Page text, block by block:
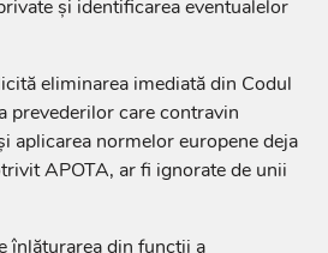
și identificarea eventualelor
eliminarea imediată din Codul
care contravin
aplicarea normelor europene deja
APOTA, ar fi ignorate de unii
înlăturarea din funcții a